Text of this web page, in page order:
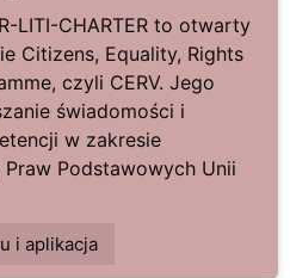
LITI-CHARTER to otwarty
Citizens, Equality, Rights
czyli CERV. Jego
świadomości i
w zakresie
Podstawowych Unii
i aplikacja